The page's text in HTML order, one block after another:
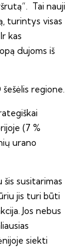
Tai nauji
turintys visas
kas
dujoms iš
regione.
(7 %
urano
šis susitarimas
jis turi būti
Jos nebus
siekti